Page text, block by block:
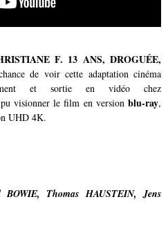
F. 13 ANS, DROGUÉE,
de voir cette adaptation cinéma
et sortie en vidéo chez
visionner le film en versionblu-ray,
UHD 4K.
Thomas HAUSTEIN, Jens